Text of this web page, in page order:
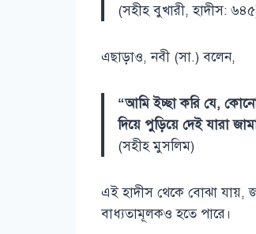
(সহীহ বুখারী, হাদীস:
এছাড়াও, নবী (সা.) বলেন,
“আমি ইচ্ছা করি যে,
দিয়ে পুড়িয়ে দেই যারা
(সহীহ মুসলিম)
এই হাদীস থেকে বোঝা যায়,
বাধ্যতামূলকও হতে পারে।